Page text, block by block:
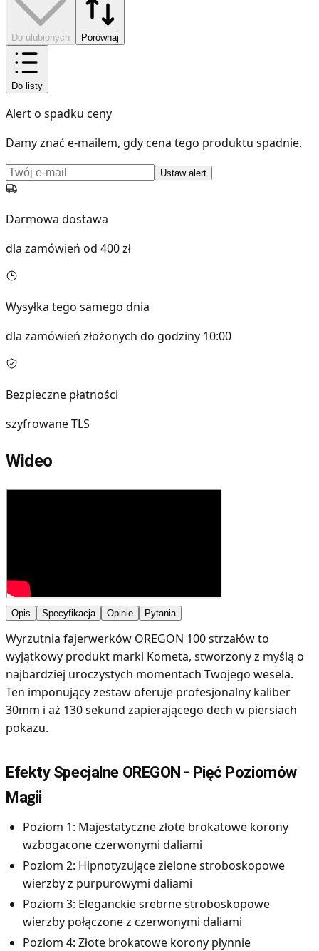
Do ulubionych Porównaj
Do listy
Alert o spadku ceny
Damy znać e-mailem, gdy cena tego produktu spadnie.
Ustaw alert
Darmowa dostawa
dla zamówień od 400 zł
Wysyłka tego samego dnia
dla zamówień złożonych do godziny 10:00
Bezpieczne płatności
szyfrowane TLS
Wideo
Opis Specyfikacja Opinie Pytania
Wyrzutnia fajerwerków OREGON 100 strzałów to
wyjątkowy produkt marki Kometa, stworzony z myślą o
najbardziej uroczystych momentach Twojego wesela.
Ten imponujący zestaw oferuje profesjonalny kaliber
30mm i aż 130 sekund zapierającego dech w piersiach
pokazu.
Efekty Specjalne OREGON - Pięć Poziomów
Magii
Poziom 1: Majestatyczne złote brokatowe korony
wzbogacone czerwonymi daliami
Poziom 2: Hipnotyzujące zielone stroboskopowe
wierzby z purpurowymi daliami
Poziom 3: Eleganckie srebrne stroboskopowe
wierzby połączone z czerwonymi daliami
Poziom 4: Złote brokatowe korony płynnie